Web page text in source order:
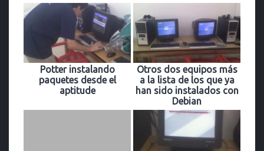
Potter instalando
paquetes desde el
aptitude
Otros dos equipos más
a la lista de los que ya
han sido instalados con
Debian